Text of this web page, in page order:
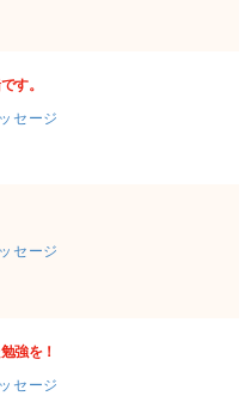
す。
セージ
セージ
強を！
セージ